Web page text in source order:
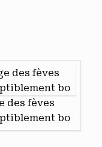
des fèves
bo